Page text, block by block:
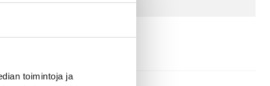
toimintoja ja